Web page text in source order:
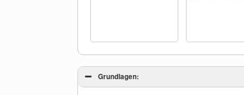
Grundlagen: